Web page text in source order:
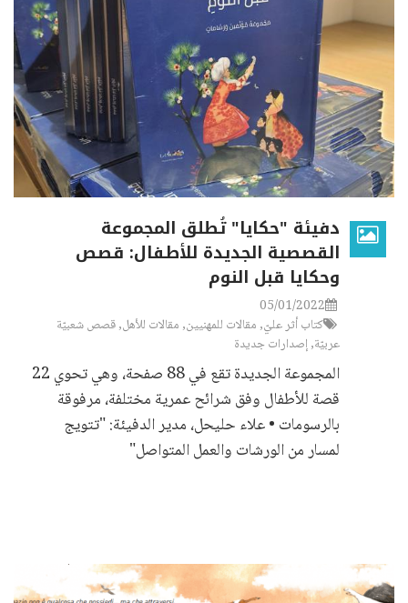
دفيئة "حكايا" تُطلق المجموعة
القصصية الجديدة للأطفال: قصص
وحكايا قبل النوم
05/01/2022
كتاب أثر عليّ, مقالات للمهنيين, مقالات للأهل,قصص شعبيّة
عربيّة,إصدارات جديدة
المجموعة الجديدة تقع في 88 صفحة، وهي تحوي 22
قصة للأطفال وفق شرائح عمرية مختلفة، مرفوقة
بالرسومات • علاء حليحل، مدير الدفيئة: "تتويج
لمسار من الورشات والعمل المتواصل"